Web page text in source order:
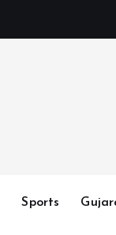
Sports